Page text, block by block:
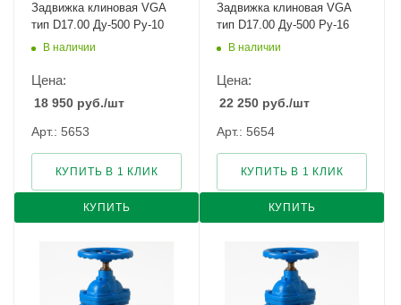
Задвижка клиновая VGA
тип D17.00 Ду-500 Ру-10
В наличии
Цена:
18 950 руб./шт
Арт.: 5653
КУПИТЬ
КУПИТЬ В 1 КЛИК
Задвижка клиновая VGA
тип D17.00 Ду-500 Ру-16
В наличии
Цена:
22 250 руб./шт
Арт.: 5654
КУПИТЬ
КУПИТЬ В 1 КЛИК